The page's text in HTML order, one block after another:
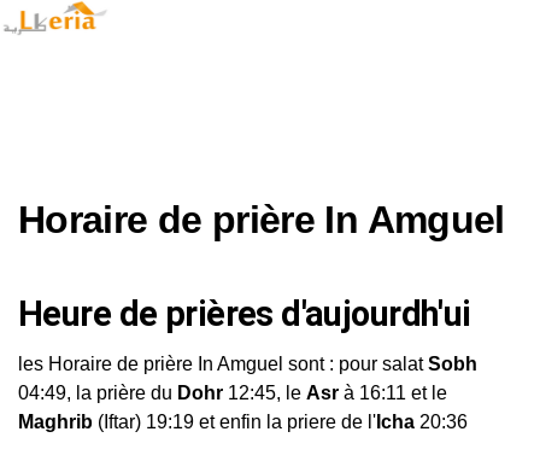
Horaire de prière In Amguel
Heure de prières d'aujourdh'ui
les Horaire de prière In Amguel sont : pour salatSobh
04:49, la prière du Dohr 12:45, le Asr à 16:11 et le
Maghrib (Iftar) 19:19 et enfin la priere de l' Icha 20:36